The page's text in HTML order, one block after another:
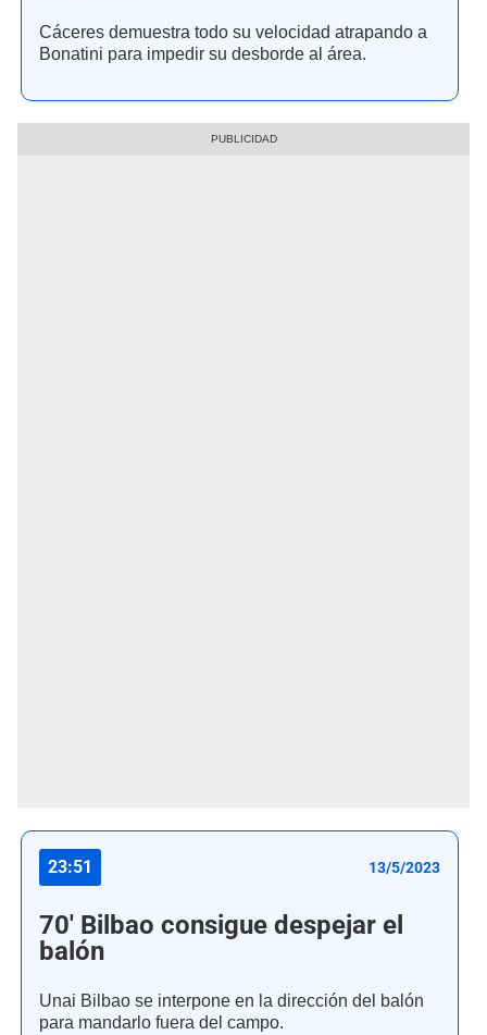
Cáceres demuestra todo su velocidad atrapando a
Bonatini para impedir su desborde al área.
23:51 13/5/2023
70' Bilbao consigue despejar el
balón
Unai Bilbao se interpone en la dirección del balón
para mandarlo fuera del campo.